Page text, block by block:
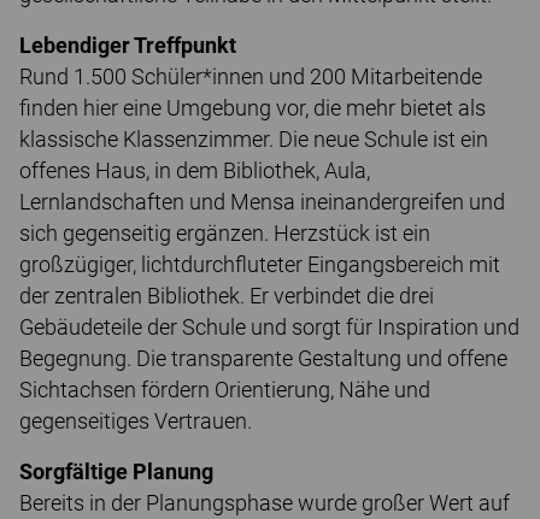
Lebendiger Treffpunkt
Rund 1.500 Schüler*innen und 200 Mitarbeitende
finden hier eine Umgebung vor, die mehr bietet als
klassische Klassenzimmer. Die neue Schule ist ein
offenes Haus, in dem Bibliothek, Aula,
Lernlandschaften und Mensa ineinandergreifen und
sich gegenseitig ergänzen. Herzstück ist ein
großzügiger, lichtdurchfluteter Eingangsbereich mit
der zentralen Bibliothek. Er verbindet die drei
Gebäudeteile der Schule und sorgt für Inspiration und
Begegnung. Die transparente Gestaltung und offene
Sichtachsen fördern Orientierung, Nähe und
gegenseitiges Vertrauen.
Sorgfältige Planung
Bereits in der Planungsphase wurde großer Wert auf